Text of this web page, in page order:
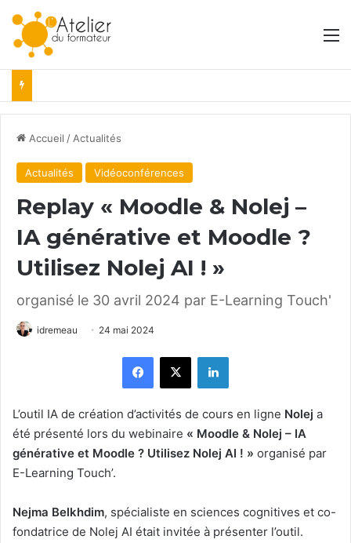
Accueil / Actualités
Actualités Vidéoconférences
Replay « Moodle & Nolej –
IA générative et Moodle ?
Utilisez Nolej AI ! »
organisé le 30 avril 2024 par E-Learning Touch'
idremeau 24 mai 2024
Facebook
X Linkedin
L’outil IA de création d’activités de cours en ligne Nolej a
été présenté lors du webinaire « Moodle & Nolej – IA
générative et Moodle ? Utilisez Nolej AI ! » organisé par
E-Learning Touch’.
Nejma Belkhdim, spécialiste en sciences cognitives et co-
fondatrice de Nolej AI était invitée à présenter l’outil.